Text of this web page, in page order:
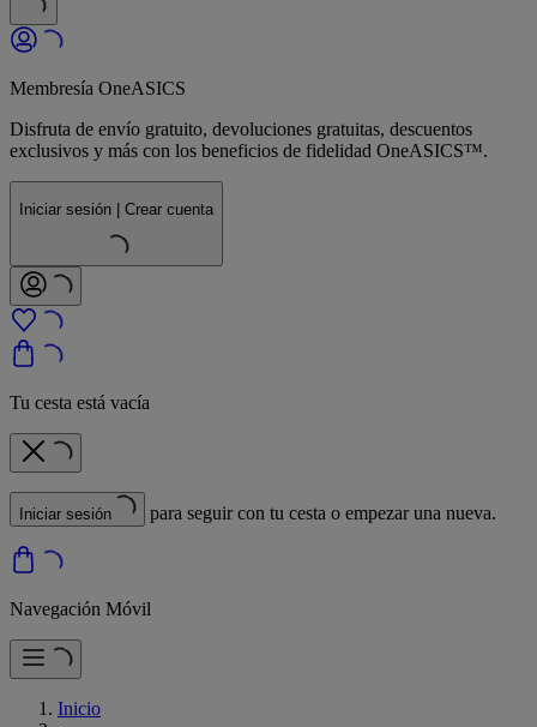
Membresía OneASICS
Disfruta de envío gratuito, devoluciones gratuitas, descuentos
exclusivos y más con los beneficios de fidelidad OneASICS™.
Iniciar sesión | Crear cuenta
Tu cesta está vacía
Iniciar sesión para seguir con tu cesta o empezar una nueva.
Navegación Móvil
Inicio